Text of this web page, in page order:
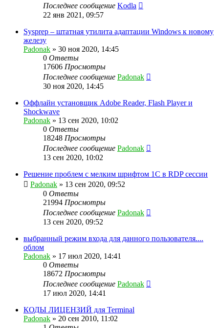
Последнее сообщение Kodla
22 янв 2021, 09:57
Sysprep – штатная утилита адаптации Windows к новому
железу
Padonak » 30 ноя 2020, 14:45
0 Ответы
17606 Просмотры
Последнее сообщение Padonak
30 ноя 2020, 14:45
Оффлайн установщик Adobe Reader, Flash Player и
Shockwave
Padonak » 13 сен 2020, 10:02
0 Ответы
18248 Просмотры
Последнее сообщение Padonak
13 сен 2020, 10:02
Решение проблем с мелким шрифтом 1С в RDP сессии
Padonak » 13 сен 2020, 09:52
0 Ответы
21994 Просмотры
Последнее сообщение Padonak
13 сен 2020, 09:52
выбранный режим входа для данного пользователя....
облом
Padonak » 17 июл 2020, 14:41
0 Ответы
18672 Просмотры
Последнее сообщение Padonak
17 июл 2020, 14:41
КОДЫ ЛИЦЕНЗИЙ для Terminal
Padonak » 20 сен 2010, 11:02